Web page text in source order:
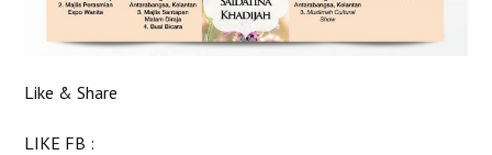
Like & Share
LIKE FB :